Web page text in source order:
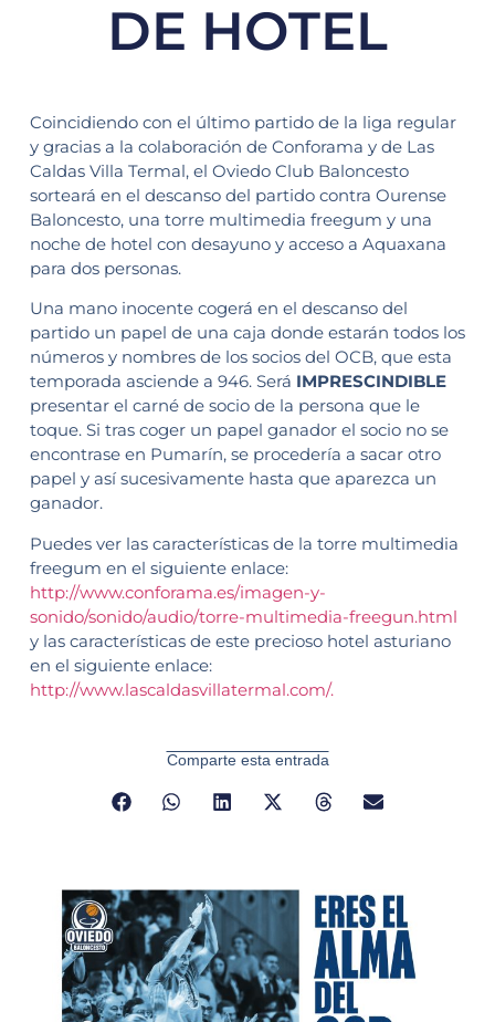
DE HOTEL
Coincidiendo con el último partido de la liga regular
y gracias a la colaboración de Conforama y de Las
Caldas Villa Termal, el Oviedo Club Baloncesto
sorteará en el descanso del partido contra Ourense
Baloncesto, una torre multimedia freegum y una
noche de hotel con desayuno y acceso a Aquaxana
para dos personas.
Una mano inocente cogerá en el descanso del
partido un papel de una caja donde estarán todos los
números y nombres de los socios del OCB, que esta
temporada asciende a 946. Será IMPRESCINDIBLE
presentar el carné de socio de la persona que le
toque. Si tras coger un papel ganador el socio no se
encontrase en Pumarín, se procedería a sacar otro
papel y así sucesivamente hasta que aparezca un
ganador.
Puedes ver las características de la torre multimedia
freegum en el siguiente enlace:
http://www.conforama.es/imagen-y-
sonido/sonido/audio/torre-multimedia-freegun.html
y las características de este precioso hotel asturiano
en el siguiente enlace:
http://www.lascaldasvillatermal.com/.
Comparte esta entrada